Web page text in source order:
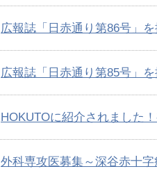
広報誌「日赤通り第86号」
広報誌「日赤通り第85号」
HOKUTOに紹介されました
外科専攻医募集～深谷赤十